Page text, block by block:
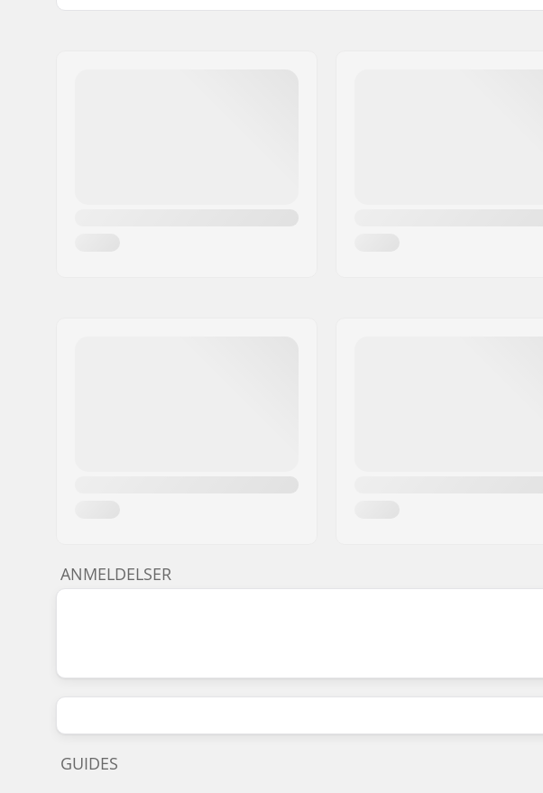
Inderstøvle detaljer:
Vandafvisende
ANMELDELSER
GUIDES